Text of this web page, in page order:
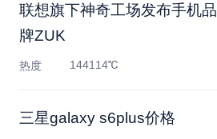
联想旗下神奇工场发布手机品
牌ZUK
热度 144114℃
三星galaxy s6plus价格